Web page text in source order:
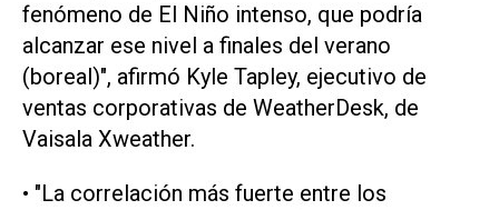
fenómeno de El Niño intenso, que podría
alcanzar ese ​nivel a ‌finales del verano
(boreal)", afirmó Kyle Tapley, ejecutivo de
ventas corporativas de WeatherDesk, de
Vaisala Xweather.
• "La correlación más fuerte entre los